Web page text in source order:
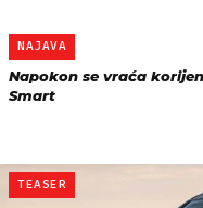
NAJAVA
Napokon se vraća
Smart
TEASER